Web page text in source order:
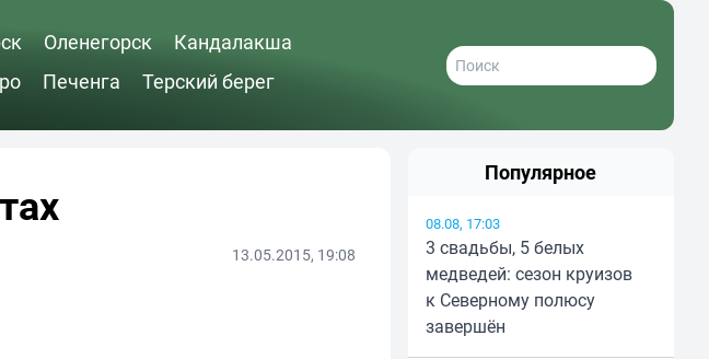
Оленегорск
Кандалакша
Печенга Терский берег
13.05.2015, 19:08
Популярное
08.08, 17:03
3 свадьбы, 5 белых
медведей: сезон круизов
к Северному полюсу
завершён